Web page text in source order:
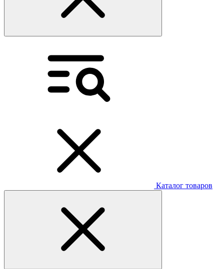
Каталог товаров